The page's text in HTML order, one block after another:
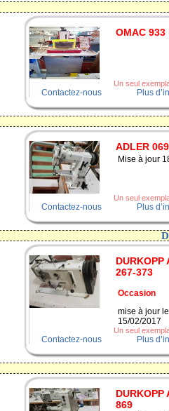
OMAC 933
Un seul
Contactez-nous Plus
ADLER
Mise à jour
Un seul
Contactez-nous Plus
DURKOPP
267-373
Occasion
mise à jour le
15/02/2017
Un seul
Contactez-nous Plus
DURKOPP
869